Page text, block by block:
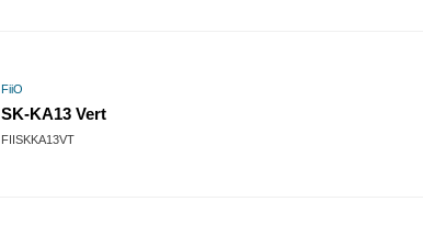
FiiO
SK-KA13 Vert
FIISKKA13VT